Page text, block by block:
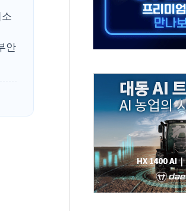
의보' 울진 시간당 30mm 강한 비...호우 피해 없
스 하우스' 공방…野 "청년 우롱 기괴" vs 與 "송구
안